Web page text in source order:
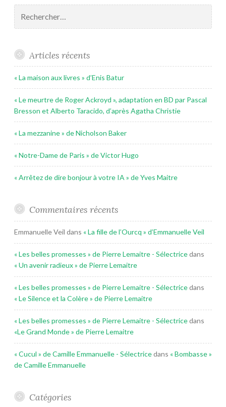
Articles récents
« La maison aux livres » d’Enis Batur
« Le meurtre de Roger Ackroyd », adaptation en BD par Pascal
Bresson et Alberto Taracido, d’après Agatha Christie
« La mezzanine » de Nicholson Baker
« Notre-Dame de Paris » de Victor Hugo
« Arrêtez de dire bonjour à votre IA » de Yves Maitre
Commentaires récents
Emmanuelle Veil dans « La fille de l’Ourcq » d’Emmanuelle Veil
« Les belles promesses » de Pierre Lemaitre - Sélectricedans
« Un avenir radieux » de Pierre Lemaitre
« Les belles promesses » de Pierre Lemaitre - Sélectricedans
« Le Silence et la Colère » de Pierre Lemaitre
« Les belles promesses » de Pierre Lemaitre - Sélectricedans
«Le Grand Monde » de Pierre Lemaitre
« Cucul » de Camille Emmanuelle - Sélectricedans « Bombasse »
de Camille Emmanuelle
Catégories